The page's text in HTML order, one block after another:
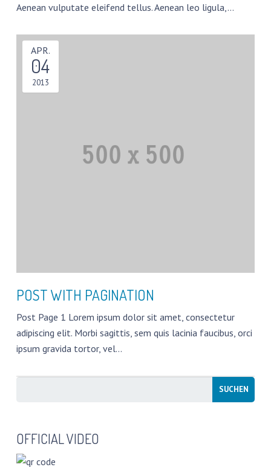
Aenean vulputate eleifend tellus. Aenean leo ligula,…
POST WITH PAGINATION
APR.
04
2013
Post Page 1 Lorem ipsum dolor sit amet, consectetur
adipiscing elit. Morbi sagittis, sem quis lacinia faucibus, orci
ipsum gravida tortor, vel…
OFFICIAL VIDEO